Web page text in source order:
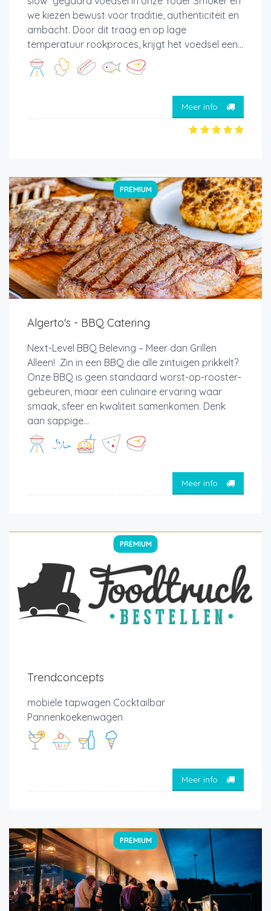
we kiezen bewust voor traditie, authenticiteit en
ambacht. Door dit traag en op lage
temperatuur rookproces, krijgt het voedsel een...
Meer info
PREMIUM
Algerto's - BBQ Catering
Next-Level BBQ Beleving – Meer dan Grillen
Alleen! Zin in een BBQ die alle zintuigen prikkelt?
Onze BBQ is geen standaard worst-op-rooster-
gebeuren, maar een culinaire ervaring waar
smaak, sfeer en kwaliteit samenkomen. Denk
aan sappige...
Meer info
PREMIUM
Trendconcepts
mobiele tapwagen Cocktailbar
Pannenkoekenwagen
Meer info
PREMIUM